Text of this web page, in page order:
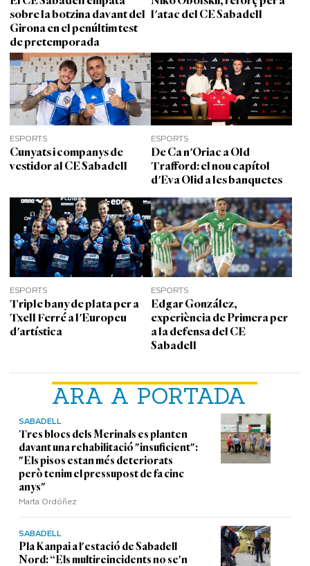
ARA A PORTADA
SABADELL
Tres blocs dels Merinals es planten
davant una rehabilitació "insuficient":
"Els pisos estan més deteriorats
però tenim el pressupost de fa cinc
anys"
Marta Ordóñez
SABADELL
Pla Kanpai a l'estació de Sabadell
Nord: “Els multireincidents no se'n
sobre la botzina davant del
Girona en el penúltim test
de pretemporada
l'atac del CE Sabadell
ESPORTS
Cunyats i companys de
vestidor al CE Sabadell
ESPORTS
De Ca n'Oriac a Old
Trafford: el nou capítol
d'Eva Olid a les banquetes
ESPORTS
Triple bany de plata per a
Txell Ferré a l'Europeu
d'artística
ESPORTS
Edgar González,
experiència de Primera per
a la defensa del CE
Sabadell